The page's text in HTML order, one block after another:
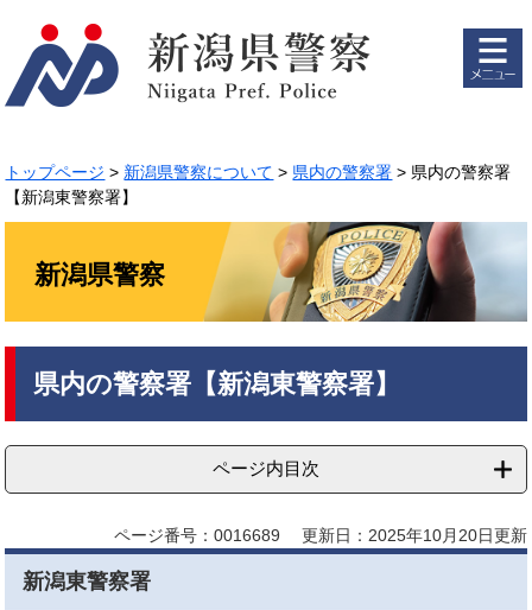
の
先
す。
ー
を
し
て
トップページ > 新潟県警察について > 県内の警察署 > 県内の警察署
【新潟東警察署】
新潟県警察
県内の警察署【新潟東警察署】
ページ内目次
ページ番号：0016689 更新日：2025年10月20日更新
新潟東警察署